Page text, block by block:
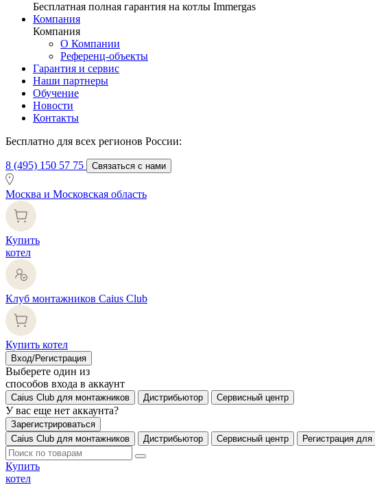
Бесплатная полная гарантия на котлы Immergas
Компания
Компания
О Компании
Референц-объекты
Гарантия и сервис
Наши партнеры
Обучение
Новости
Контакты
Бесплатно для всех регионов России:
8 (495) 150 57 75 Связаться с нами
Москва и Московская область
Купить
котел
Клуб монтажников Caius Club
Купить котел
Вход/Регистрация
Выберете один из
способов входа в аккаунт
Caius Club для монтажников Дистрибьютор Сервисный центр
У вас еще нет аккаунта?
Зарегистрироваться
Caius Club для монтажников
Дистрибьютор Сервисный центр
Купить
котел